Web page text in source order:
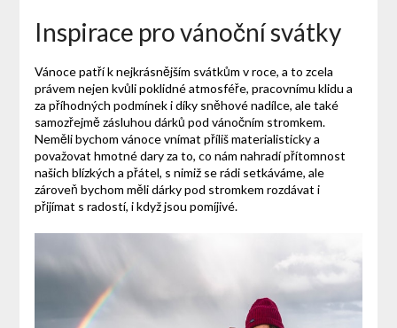
Inspirace pro vánoční svátky
Vánoce patří k nejkrásnějším svátkům v roce, a to zcela
právem nejen kvůli poklidné atmosféře, pracovnímu klidu a
za příhodných podmínek i díky sněhové nadílce, ale také
samozřejmě zásluhou dárků pod vánočním stromkem.
Neměli bychom vánoce vnímat příliš materialisticky a
považovat hmotné dary za to, co nám nahradí přítomnost
našich blízkých a přátel, s nimiž se rádi setkáváme, ale
zároveň bychom měli dárky pod stromkem rozdávat i
přijímat s radostí, i když jsou pomíjivé.